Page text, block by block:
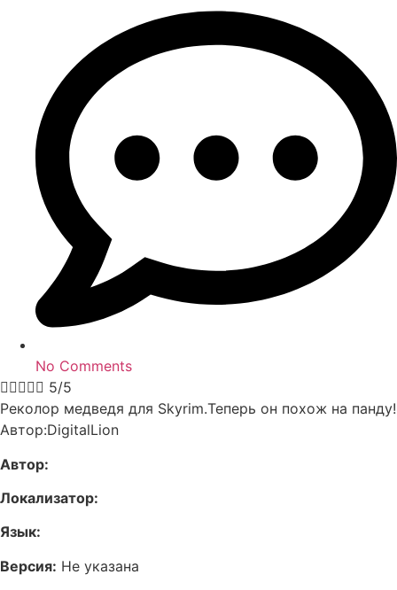
No Comments
 5/5
Реколор медведя для Skyrim.Теперь он похож на панду!
Автор:DigitalLion
Автор:
Локализатор:
Язык:
Версия: Не указана